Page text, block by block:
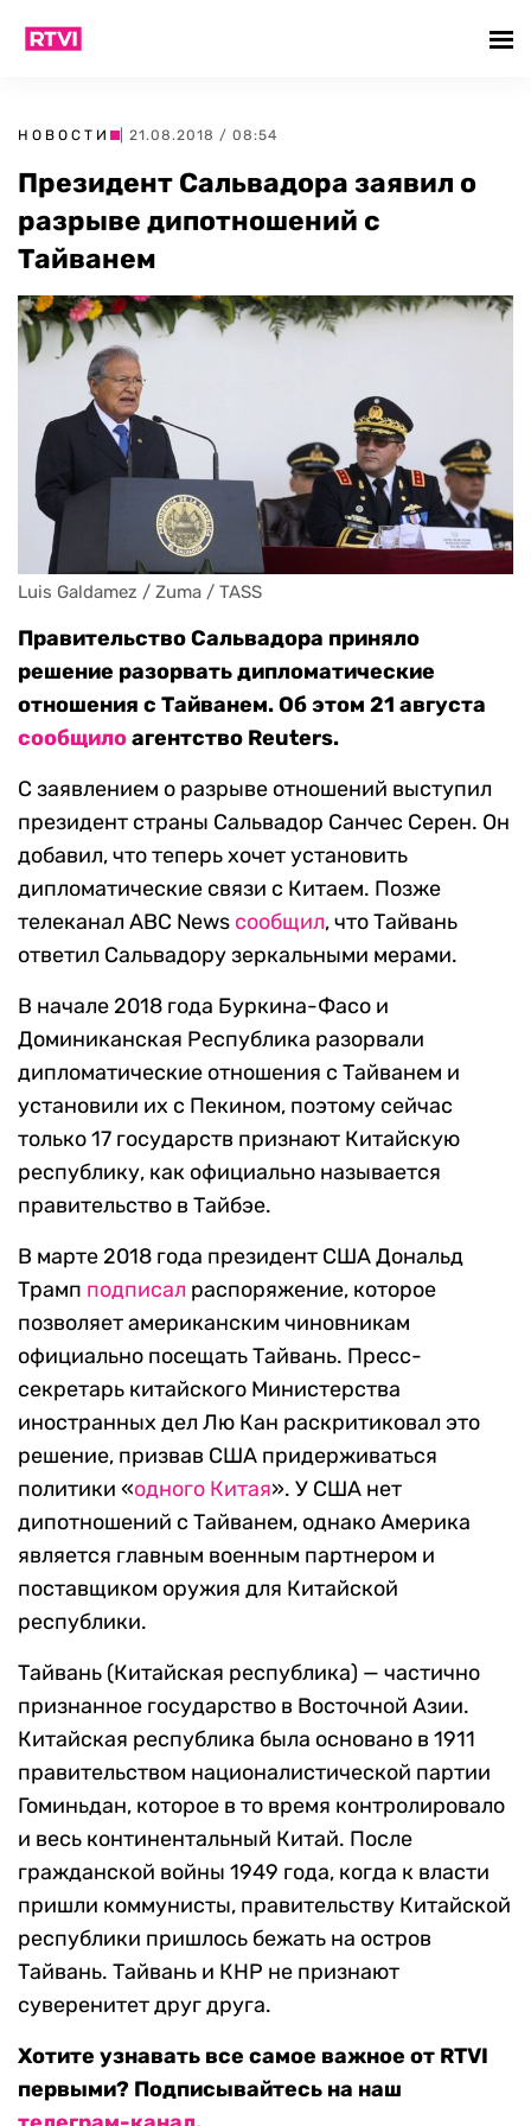
НОВОСТИ | 21.08.2018 / 08:54
Президент Сальвадора заявил о
разрыве дипотношений с
Тайванем
Luis Galdamez / Zuma / TASS
Правительство Сальвадора приняло
решение разорвать дипломатические
отношения с Тайванем. Об этом 21 августа
сообщилоагентство Reuters.
С заявлением о разрыве отношений выступил
президент страны Сальвадор Санчес Серен. Он
добавил, что теперь хочет установить
дипломатические связи с Китаем. Позже
телеканал ABC News сообщил, что Тайвань
ответил Сальвадору зеркальными мерами.
В начале 2018 года Буркина-Фасо и
Доминиканская Республика разорвали
дипломатические отношения с Тайванем и
установили их с Пекином, поэтому сейчас
только 17 государств признают Китайскую
республику, как официально называется
правительство в Тайбэе.
В марте 2018 года президент США Дональд
Трамп подписал распоряжение, которое
позволяет американским чиновникам
официально посещать Тайвань. Пресс-
секретарь китайского Министерства
иностранных дел Лю Кан раскритиковал это
решение, призвав США придерживаться
политики «одного Китая». У США нет
дипотношений с Тайванем, однако Америка
является главным военным партнером и
поставщиком оружия для Китайской
республики.
Тайвань (Китайская республика) — частично
признанное государство в Восточной Азии.
Китайская республика была основано в 1911
правительством националистической партии
Гоминьдан, которое в то время контролировало
и весь континентальный Китай. После
гражданской войны 1949 года, когда к власти
пришли коммунисты, правительству Китайской
республики пришлось бежать на остров
Тайвань. Тайвань и КНР не признают
суверенитет друг друга.
Хотите узнавать все самое важное от RTVI
первыми? Подписывайтесь на наш